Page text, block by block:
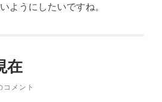
ようにしたいですね。
在
コメント